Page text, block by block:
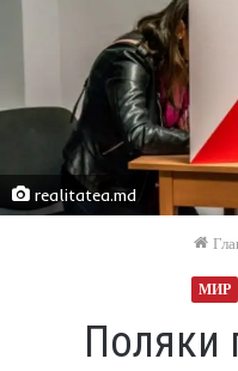
realitatea.md
МИР
Поляки